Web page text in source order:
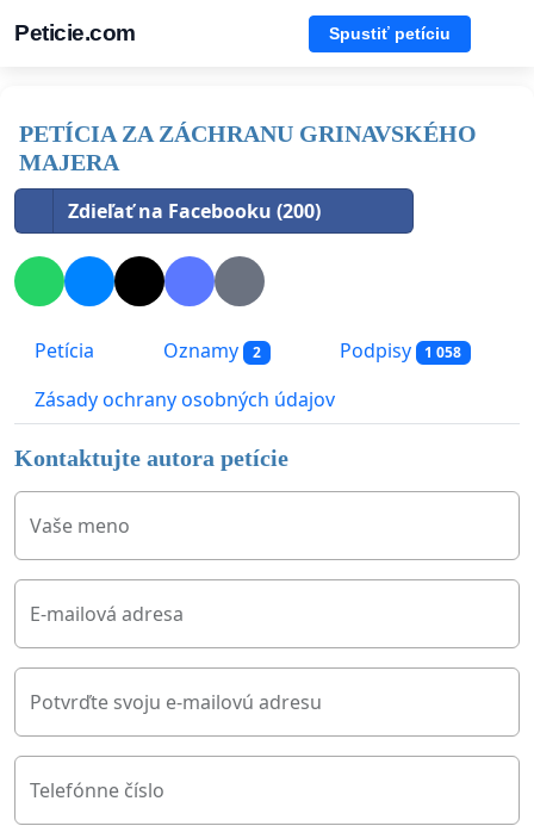
Peticie.com Spustiť petíciu
PETÍCIA ZA ZÁCHRANU GRINAVSKÉHO
MAJERA
Zdieľať na Facebooku (200)
Petícia Oznamy 2 Podpisy 1 058
Zásady ochrany osobných údajov
Kontaktujte autora petície
Vaše meno
E-mailová adresa
Potvrďte svoju e-mailovú adresu
Telefónne číslo